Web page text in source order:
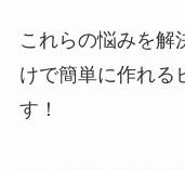
これらの悩みを解
けで簡単に作れる
す！